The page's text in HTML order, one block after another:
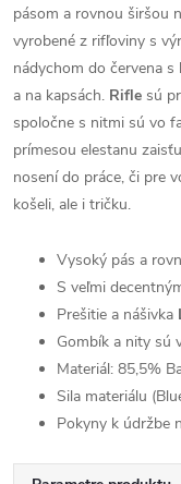
pásom a rovnou širšou
vyrobené z rifľoviny s
nádychom do červena
a na kapsách. Rifle sú
spoločne s nitmi sú vo
prímesou elestanu
nosení do práce, či pre
košeli, ale i tričku.
Vysoký pás a
S veľmi
Prešitie a nášivka
Gombík a nity sú
Materiál: 85,5%
Sila materiálu
Pokyny k údržbe